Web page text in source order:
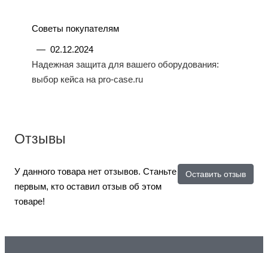
Советы покупателям
— 02.12.2024
Надежная защита для вашего оборудования:
выбор кейса на pro-case.ru
Отзывы
Оставить отзыв
У данного товара нет отзывов. Станьте
первым, кто оставил отзыв об этом
товаре!